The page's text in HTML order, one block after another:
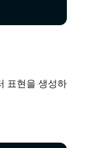
표현을 생성하